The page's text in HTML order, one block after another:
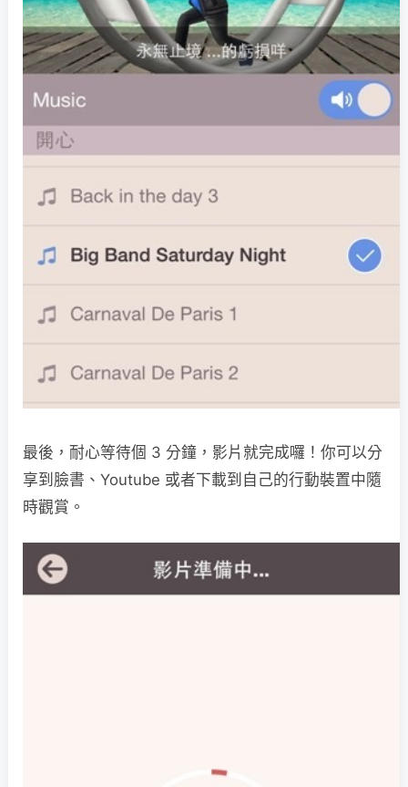
最後，耐心等待個 3 分鐘，影片就完成囉！你可以分
享到臉書、Youtube 或者下載到自己的行動裝置中隨
時觀賞。